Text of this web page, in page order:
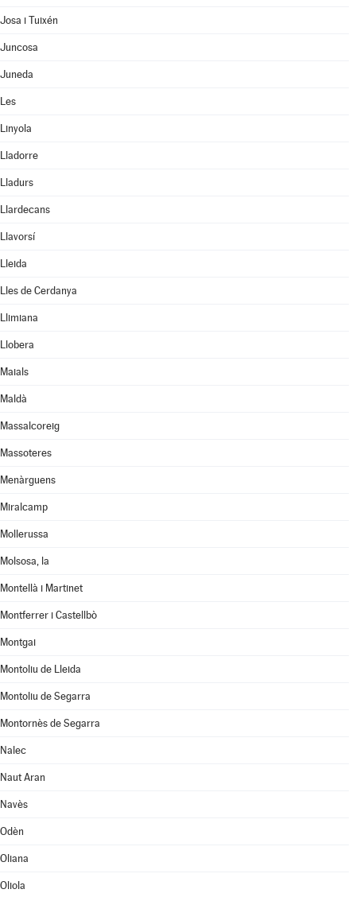
Josa i Tuixén
Juncosa
Juneda
Les
Linyola
Lladorre
Lladurs
Llardecans
Llavorsí
Lleida
Lles de Cerdanya
Llimiana
Llobera
Maials
Maldà
Massalcoreig
Massoteres
Menàrguens
Miralcamp
Mollerussa
Molsosa, la
Montellà i Martinet
Montferrer i Castellbò
Montgai
Montoliu de Lleida
Montoliu de Segarra
Montornès de Segarra
Nalec
Naut Aran
Navès
Odèn
Oliana
Oliola